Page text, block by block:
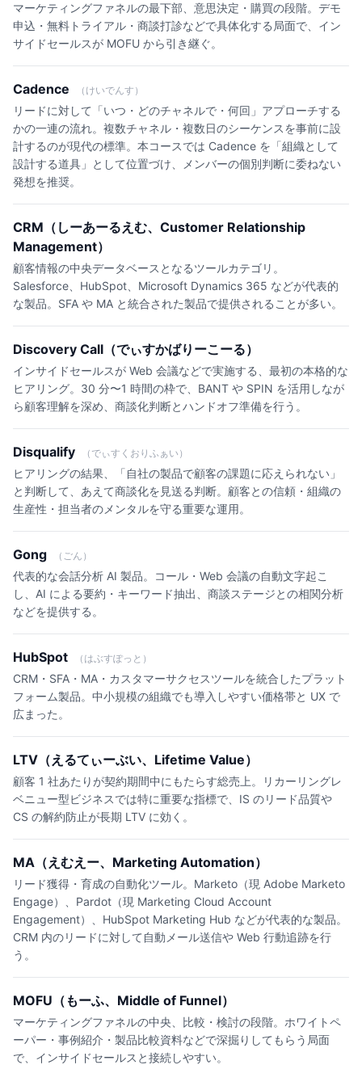
マーケティングファネルの最下部、意思決定・購買の段階。デモ
申込・無料トライアル・商談打診などで具体化する局面で、イン
サイドセールスが MOFU から引き継ぐ。
Cadence （けいでんす）
リードに対して「いつ・どのチャネルで・何回」アプローチする
かの一連の流れ。複数チャネル・複数日のシーケンスを事前に設
計するのが現代の標準。本コースでは Cadence を「組織として
設計する道具」として位置づけ、メンバーの個別判断に委ねない
発想を推奨。
CRM（しーあーるえむ、Customer Relationship
Management）
顧客情報の中央データベースとなるツールカテゴリ。
Salesforce、HubSpot、Microsoft Dynamics 365 などが代表的
な製品。SFA や MA と統合された製品で提供されることが多い。
Discovery Call（でぃすかばりーこーる）
インサイドセールスが Web 会議などで実施する、最初の本格的な
ヒアリング。30 分〜1 時間の枠で、BANT や SPIN を活用しなが
ら顧客理解を深め、商談化判断とハンドオフ準備を行う。
Disqualify （でぃすくおりふぁい）
ヒアリングの結果、「自社の製品で顧客の課題に応えられない」
と判断して、あえて商談化を見送る判断。顧客との信頼・組織の
生産性・担当者のメンタルを守る重要な運用。
Gong （ごん）
代表的な会話分析 AI 製品。コール・Web 会議の自動文字起こ
し、AI による要約・キーワード抽出、商談ステージとの相関分析
などを提供する。
HubSpot （はぶすぽっと）
CRM・SFA・MA・カスタマーサクセスツールを統合したプラット
フォーム製品。中小規模の組織でも導入しやすい価格帯と UX で
広まった。
LTV（えるてぃーぶい、Lifetime Value）
顧客 1 社あたりが契約期間中にもたらす総売上。リカーリングレ
ベニュー型ビジネスでは特に重要な指標で、IS のリード品質や
CS の解約防止が長期 LTV に効く。
MA（えむえー、Marketing Automation）
リード獲得・育成の自動化ツール。Marketo（現 Adobe Marketo
Engage）、Pardot（現 Marketing Cloud Account
Engagement）、HubSpot Marketing Hub などが代表的な製品。
CRM 内のリードに対して自動メール送信や Web 行動追跡を行
う。
MOFU（もーふ、Middle of Funnel）
マーケティングファネルの中央、比較・検討の段階。ホワイトペ
ーパー・事例紹介・製品比較資料などで深掘りしてもらう局面
で、インサイドセールスと接続しやすい。